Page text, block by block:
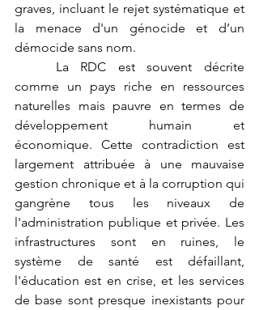
graves, incluant le rejet systématique et
la menace d'un génocide et d’un
démocide sans nom.
comme un pays riche en ressources
naturelles mais pauvre en termes de
développement humain et
économique. Cette contradiction est
largement attribuée à une mauvaise
gestion chronique et à la corruption qui
gangrène tous les niveaux de
l'administration publique et privée. Les
infrastructures sont en ruines, le
système de santé est défaillant,
l'éducation est en crise, et les services
de base sont presque inexistants pour